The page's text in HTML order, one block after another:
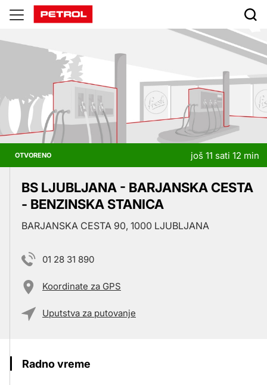
Prodajna
mesta
OTVORENO još 11 sati 12 min
BS LJUBLJANA - BARJANSKA CESTA
- BENZINSKA STANICA
BARJANSKA CESTA 90, 1000 LJUBLJANA
01 28 31 890
Koordinate za GPS
Uputstva za putovanje
Radno vreme